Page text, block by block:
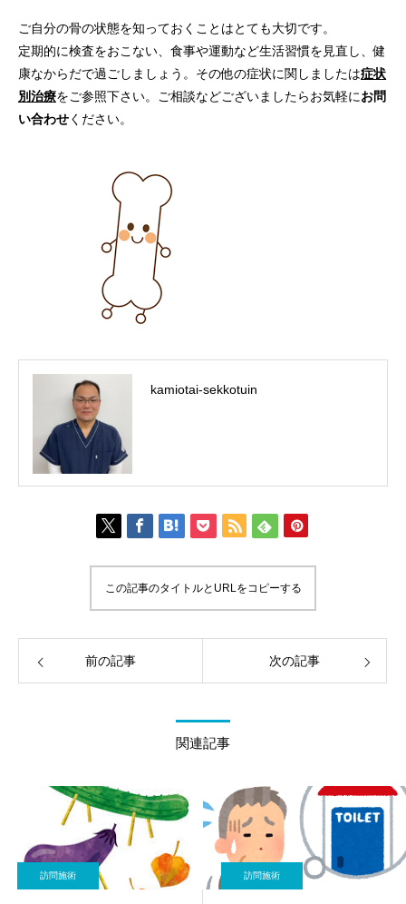
ご自分の骨の状態を知っておくことはとても大切です。
定期的に検査をおこない、食事や運動など生活習慣を見直し、健
康なからだで過ごしましょう。その他の症状に関しましたは症状
別治療をご参照下さい。ご相談などございましたらお気軽に お問
い合わせ ください。
kamiotai-sekkotuin
この記事のタイトルとURLをコピーする
前の記事 次の記事
関連記事
訪問施術 訪問施術